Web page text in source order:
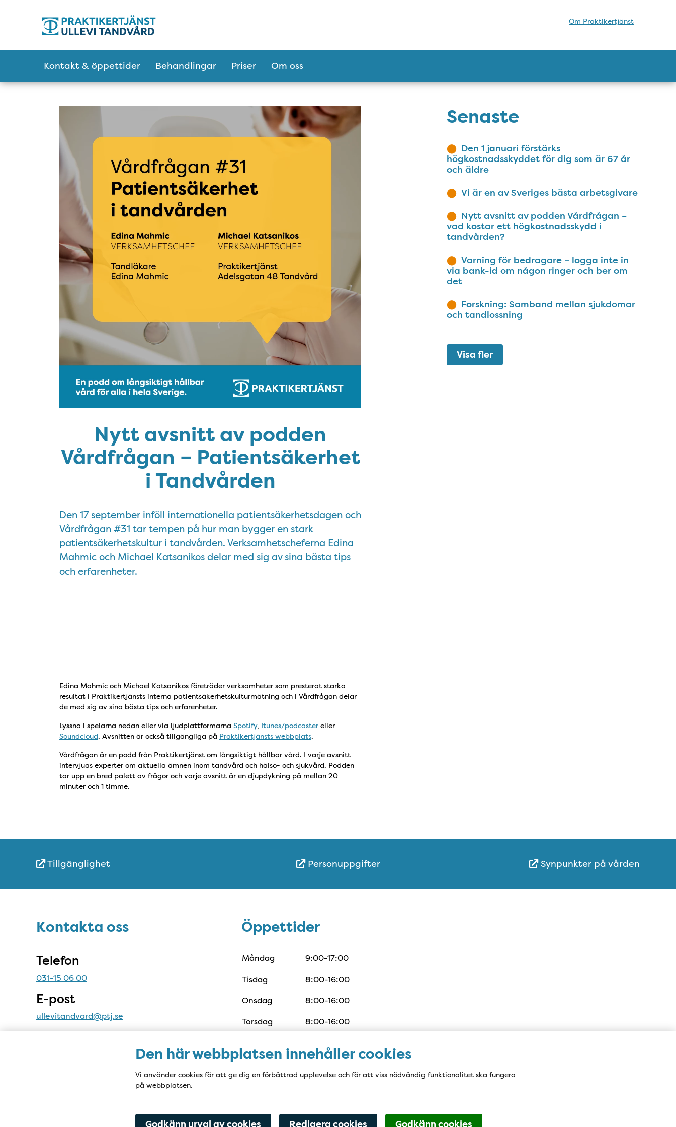
Den här webbplatsen innehåller cookies
Vi använder cookies för att ge dig en förbättrad upplevelse och för att viss nödvändig funktionalitet ska fungera
på webbplatsen.
Godkänn urval av cookies Redigera cookies Godkänn cookies
Om Praktikertjänst
Kontakt & öppettider Behandlingar Priser Om oss
Nytt avsnitt av podden
Vårdfrågan – Patientsäkerhet
i Tandvården
Den 17 september inföll internationella patientsäkerhetsdagen och
Vårdfrågan #31 tar tempen på hur man bygger en stark
patientsäkerhetskultur i tandvården. Verksamhetscheferna Edina
Mahmic och Michael Katsanikos delar med sig av sina bästa tips
och erfarenheter.
Edina Mahmic och Michael Katsanikos företräder verksamheter som presterat starka
resultat i Praktikertjänsts interna patientsäkerhetskulturmätning och i Vårdfrågan delar
de med sig av sina bästa tips och erfarenheter.
Lyssna i spelarna nedan eller via ljudplattformarna Spotify, Itunes/podcaster eller
Soundcloud. Avsnitten är också tillgängliga på Praktikertjänsts webbplats.
Vårdfrågan är en podd från Praktikertjänst om långsiktigt hållbar vård. I varje avsnitt
intervjuas experter om aktuella ämnen inom tandvård och hälso- och sjukvård. Podden
tar upp en bred palett av frågor och varje avsnitt är en djupdykning på mellan 20
minuter och 1 timme.
Senaste
Den 1 januari förstärks
högkostnadsskyddet för dig som är 67 år
och äldre
Vi är en av Sveriges bästa arbetsgivare
Nytt avsnitt av podden Vårdfrågan –
vad kostar ett högkostnadsskydd i
tandvården?
Varning för bedragare – logga inte in
via bank-id om någon ringer och ber om
det
Forskning: Samband mellan sjukdomar
och tandlossning
Visa fler
Snabblänkar
Tillgänglighet Personuppgifter Synpunkter på vården
Kontakta oss
Kontakta oss
Telefon
031-15 06 00
E-post
ullevitandvard@ptj.se
Öppettider
Öppettider
Måndag
9:00-17:00
Tisdag
8:00-16:00
Onsdag
8:00-16:00
Torsdag
8:00-16:00